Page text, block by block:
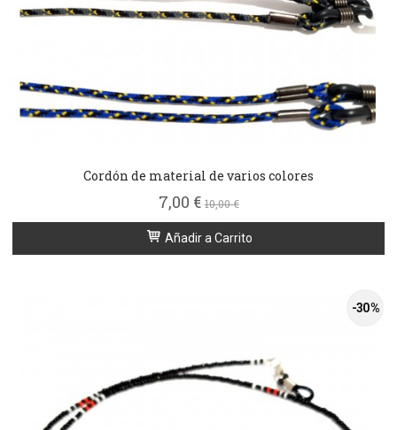
Cordón de material de varios colores
7,00 €10,00 €
Añadir a Carrito
-30 %